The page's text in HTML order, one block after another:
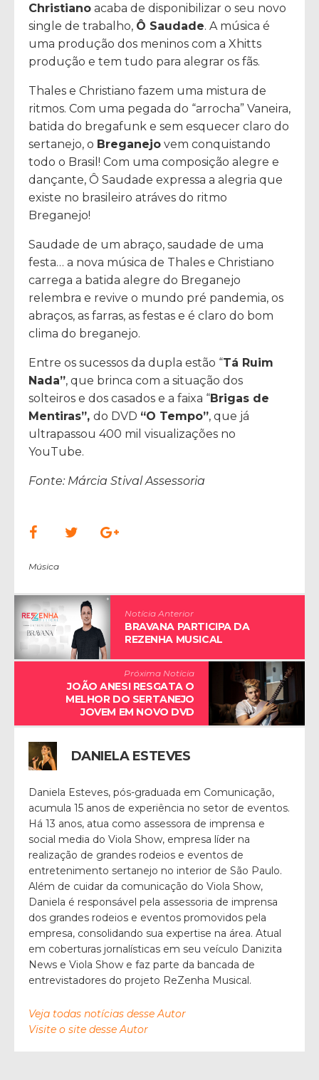
Christiano acaba de disponibilizar o seu novo
single de trabalho, Ô Saudade. A música é
uma produção dos meninos com a Xhitts
produção e tem tudo para alegrar os fãs.
Thales e Christiano fazem uma mistura de
ritmos. Com uma pegada do “arrocha” Vaneira,
batida do bregafunk e sem esquecer claro do
sertanejo, o Breganejo vem conquistando
todo o Brasil! Com uma composição alegre e
dançante, Ô Saudade expressa a alegria que
existe no brasileiro atráves do ritmo
Breganejo!
Saudade de um abraço, saudade de uma
festa… a nova música de Thales e Christiano
carrega a batida alegre do Breganejo
relembra e revive o mundo pré pandemia, os
abraços, as farras, as festas e é claro do bom
clima do breganejo.
Entre os sucessos da dupla estão “Tá Ruim
Nada”, que brinca com a situação dos
solteiros e dos casados e a faixa “Brigas de
Mentiras”, do DVD “O Tempo”, que já
ultrapassou 400 mil visualizações no
YouTube.
Fonte: Márcia Stival Assessoria
Música
Notícia Anterior
BRAVANA PARTICIPA DA
REZENHA MUSICAL
Próxima Notícia
JOÃO ANESI RESGATA O
MELHOR DO SERTANEJO
JOVEM EM NOVO DVD
DANIELA ESTEVES
Daniela Esteves, pós-graduada em Comunicação,
acumula 15 anos de experiência no setor de eventos.
Há 13 anos, atua como assessora de imprensa e
social media do Viola Show, empresa líder na
realização de grandes rodeios e eventos de
entretenimento sertanejo no interior de São Paulo.
Além de cuidar da comunicação do Viola Show,
Daniela é responsável pela assessoria de imprensa
dos grandes rodeios e eventos promovidos pela
empresa, consolidando sua expertise na área. Atual
em coberturas jornalísticas em seu veículo Danizita
News e Viola Show e faz parte da bancada de
entrevistadores do projeto ReZenha Musical.
Veja todas notícias desse Autor
Visite o site desse Autor